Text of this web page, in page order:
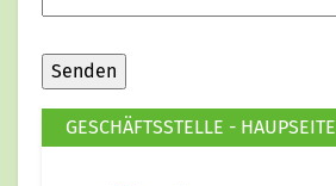
GESCHÄFTSSTELLE - HAUPSEITE